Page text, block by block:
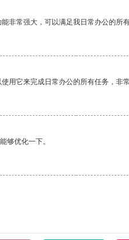
常强大，可以满足我日常办公的所
用它来完成日常办公的所有任务，非常
够优化一下。